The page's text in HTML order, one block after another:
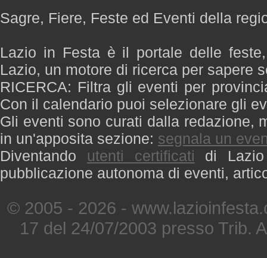
Sagre, Fiere, Feste ed Eventi della
Lazio in Festa è il portale delle
Lazio, un motore di ricerca per sapere
RICERCA: Filtra gli eventi per
Con il calendario puoi selezionare gli
Gli eventi sono curati dalla redazione,
in un'apposita sezione: segnala un
Diventando utenti certificati di
pubblicazione autonoma di eventi,
© 2005 - 2026 -
17 del 24/07/2003 presso Trib.